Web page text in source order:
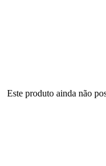
Este produto ainda não